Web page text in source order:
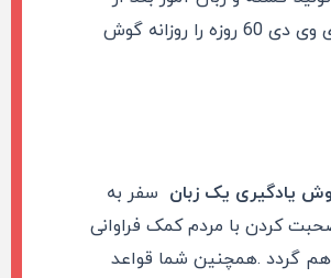
اول، می تواند برای ارتقاء سطح زبان فرانسه خود به سطح پیشرفته این دی وی دی 60 روزه را روزانه گوش
یادگیری یک زبان سفر به
کردن با مردم کمک فراوانی
گردد .همچنین شما قواعد